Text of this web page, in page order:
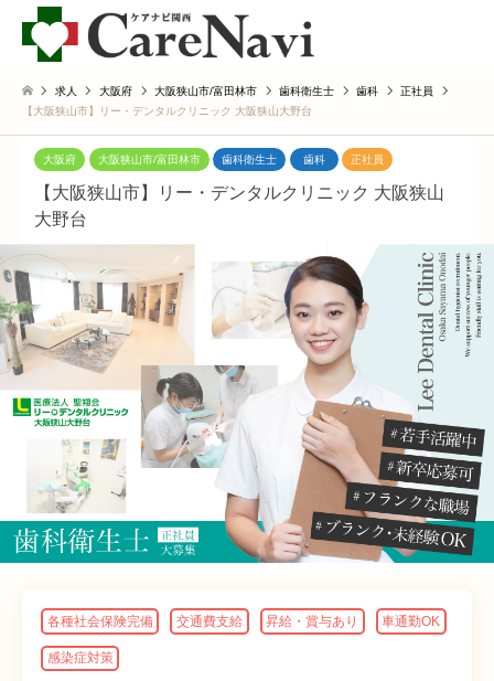
求人 大阪府 大阪狭山市/富田林市 歯科衛生士 歯科
正社員
【大阪狭山市】リー・デンタルクリニック 大阪狭山大野台
大阪府 大阪狭山市/富田林市 歯科衛生士 歯科 正社員
【大阪狭山市】リー・デンタルクリニック 大阪狭山
大野台
各種社会保険完備 交通費支給 昇給・賞与あり 車通勤OK
感染症対策